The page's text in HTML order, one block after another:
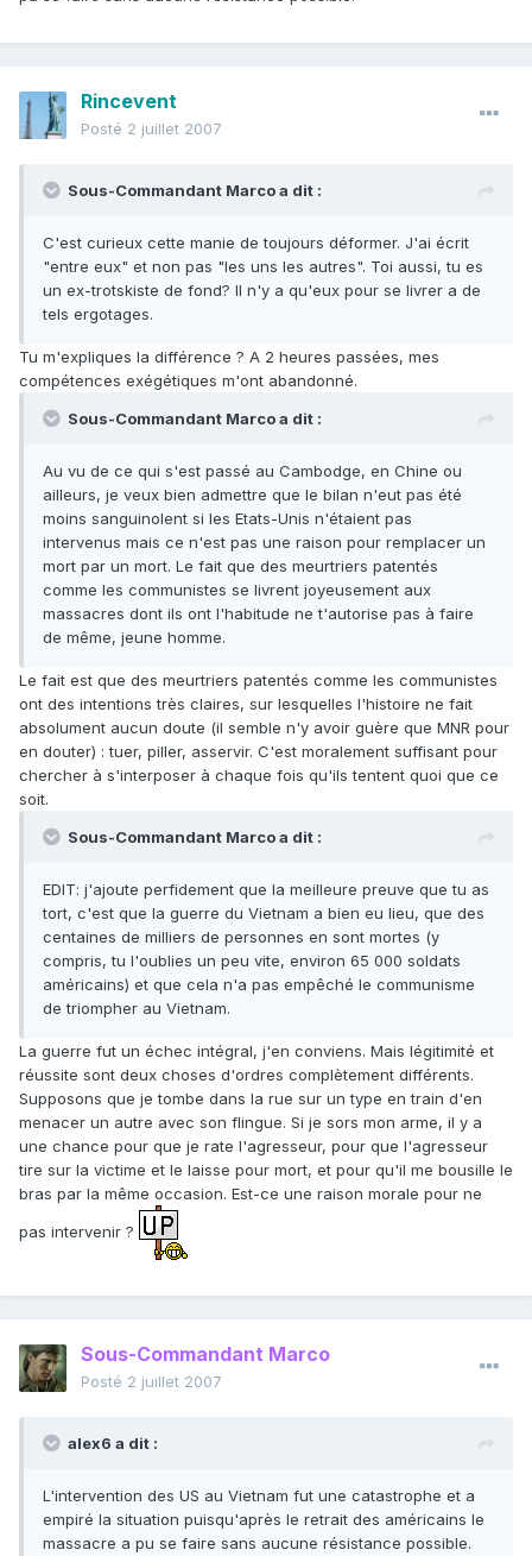
Rincevent
Posté 2 juillet 2007
Sous-Commandant Marco a dit :
C'est curieux cette manie de toujours déformer. J'ai écrit
"entre eux" et non pas "les uns les autres". Toi aussi, tu es
un ex-trotskiste de fond? Il n'y a qu'eux pour se livrer a de
tels ergotages.
Tu m'expliques la différence ? A 2 heures passées, mes
compétences exégétiques m'ont abandonné.
Sous-Commandant Marco a dit :
Au vu de ce qui s'est passé au Cambodge, en Chine ou
ailleurs, je veux bien admettre que le bilan n'eut pas été
moins sanguinolent si les Etats-Unis n'étaient pas
intervenus mais ce n'est pas une raison pour remplacer un
mort par un mort. Le fait que des meurtriers patentés
comme les communistes se livrent joyeusement aux
massacres dont ils ont l'habitude ne t'autorise pas à faire
de même, jeune homme.
Le fait est que des meurtriers patentés comme les communistes
ont des intentions très claires, sur lesquelles l'histoire ne fait
absolument aucun doute (il semble n'y avoir guère que MNR pour
en douter) : tuer, piller, asservir. C'est moralement suffisant pour
chercher à s'interposer à chaque fois qu'ils tentent quoi que ce
soit.
Sous-Commandant Marco a dit :
EDIT: j'ajoute perfidement que la meilleure preuve que tu as
tort, c'est que la guerre du Vietnam a bien eu lieu, que des
centaines de milliers de personnes en sont mortes (y
compris, tu l'oublies un peu vite, environ 65 000 soldats
américains) et que cela n'a pas empêché le communisme
de triompher au Vietnam.
La guerre fut un échec intégral, j'en conviens. Mais légitimité et
réussite sont deux choses d'ordres complètement différents.
Supposons que je tombe dans la rue sur un type en train d'en
menacer un autre avec son flingue. Si je sors mon arme, il y a
une chance pour que je rate l'agresseur, pour que l'agresseur
tire sur la victime et le laisse pour mort, et pour qu'il me bousille le
bras par la même occasion. Est-ce une raison morale pour ne
pas intervenir ?
Sous-Commandant Marco
Posté 2 juillet 2007
alex6 a dit :
L'intervention des US au Vietnam fut une catastrophe et a
empiré la situation puisqu'après le retrait des américains le
massacre a pu se faire sans aucune résistance possible.